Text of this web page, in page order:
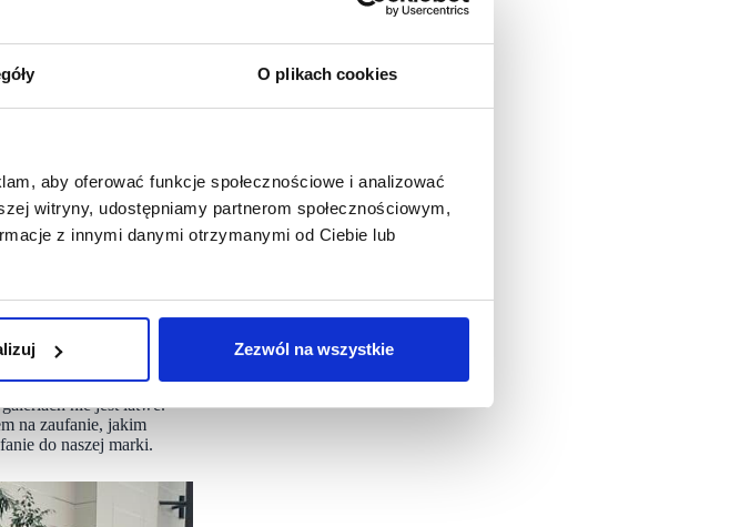
O plikach cookies
aby oferować funkcje społecznościowe i analizować
witryny, udostępniamy partnerom społecznościowym,
z innymi danymi otrzymanymi od Ciebie lub
Zezwól na wszystkie
się sektor retail
o dużej
się, że są one
ale ma to taką
Pepco, Action
ogromnej popularności
poszukują naszej
Tarasy, Arkadia,
tych galerii bardzo
nie jest łatwe.
na zaufanie, jakim
do naszej marki.